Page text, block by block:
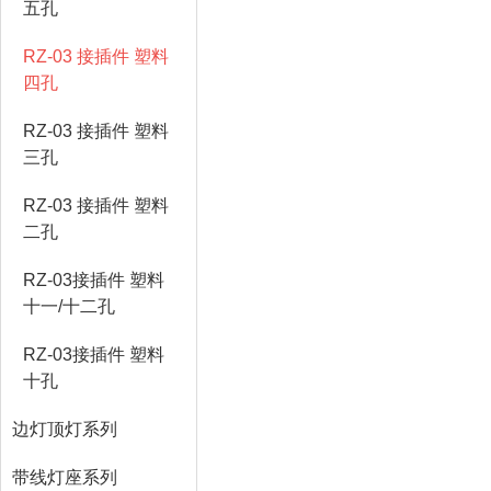
五孔
RZ-03 接插件 塑料
四孔
RZ-03 接插件 塑料
三孔
RZ-03 接插件 塑料
二孔
RZ-03接插件 塑料
十一/十二孔
RZ-03接插件 塑料
十孔
边灯顶灯系列
带线灯座系列